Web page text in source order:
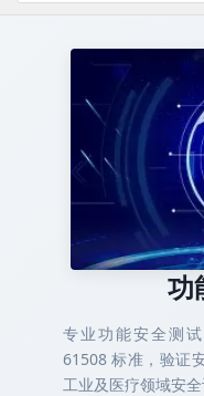
功
专业功能安全测
61508 标准，验证
工业及医疗领域安全